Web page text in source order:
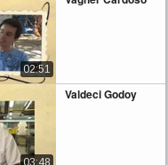
02:51
Valdeci Godoy